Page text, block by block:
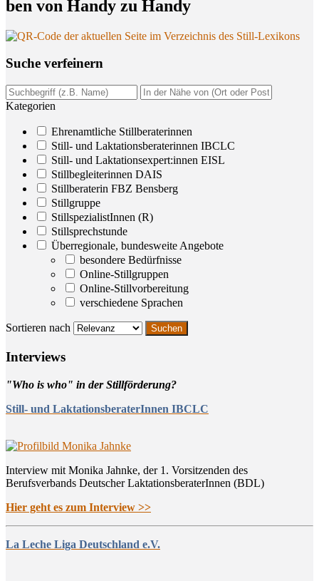
ben von Han­dy zu Handy
Suche ver­fei­nern
Kategorien
Ehrenamtliche Stillberaterinnen
Still- und Laktationsberaterinnen IBCLC
Still- und Laktationsexpert:innen EISL
Stillbegleiterinnen DAIS
Stillberaterin FBZ Bensberg
Stillgruppe
StillspezialistInnen (R)
Stillsprechstunde
Überregionale, bundesweite Angebote
besondere Bedürfnisse
Online-Stillgruppen
Online-Stillvorbereitung
verschiedene Sprachen
Sortieren nach
Inter­views
"Who is who" in der Stillförderung?
Still- und LaktationsberaterInnen IBCLC
Interview mit Monika Jahnke, der 1. Vorsitzenden des
Berufsverbands Deutscher LaktationsberaterInnen (BDL)
Hier geht es zum Interview >>
La Leche Liga Deutschland e.V.